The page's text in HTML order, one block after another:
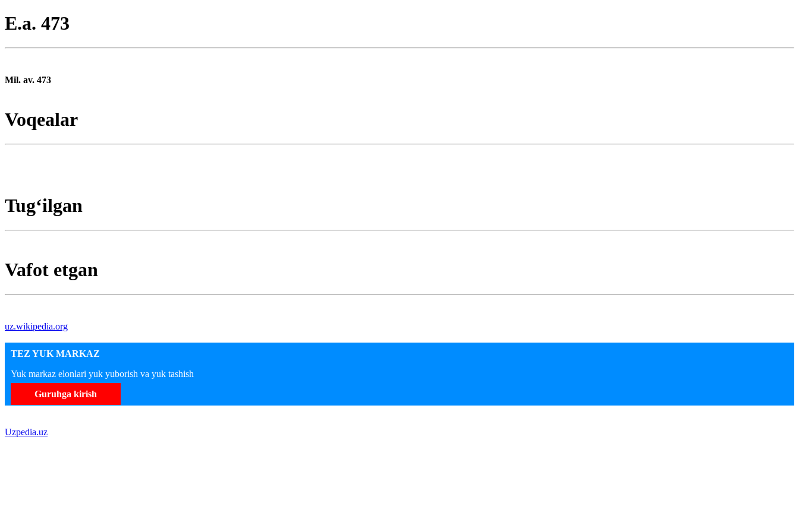
E.a. 473
Mil. av. 473
Voqealar
Tugʻilgan
Vafot etgan
uz.wikipedia.org
TEZ YUK MARKAZ
Yuk markaz elonlari yuk yuborish va yuk tashish
Guruhga kirish
Uzpedia.uz